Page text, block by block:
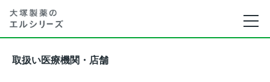
取扱い医療機関・店舗